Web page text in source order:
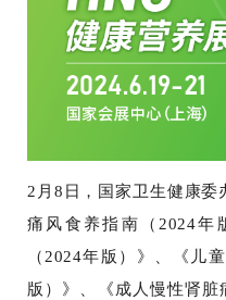
2月8日，国家卫生健康委
痛风食养指南（2024年
（2024年版）》、《儿
版）》、《成人慢性肾脏